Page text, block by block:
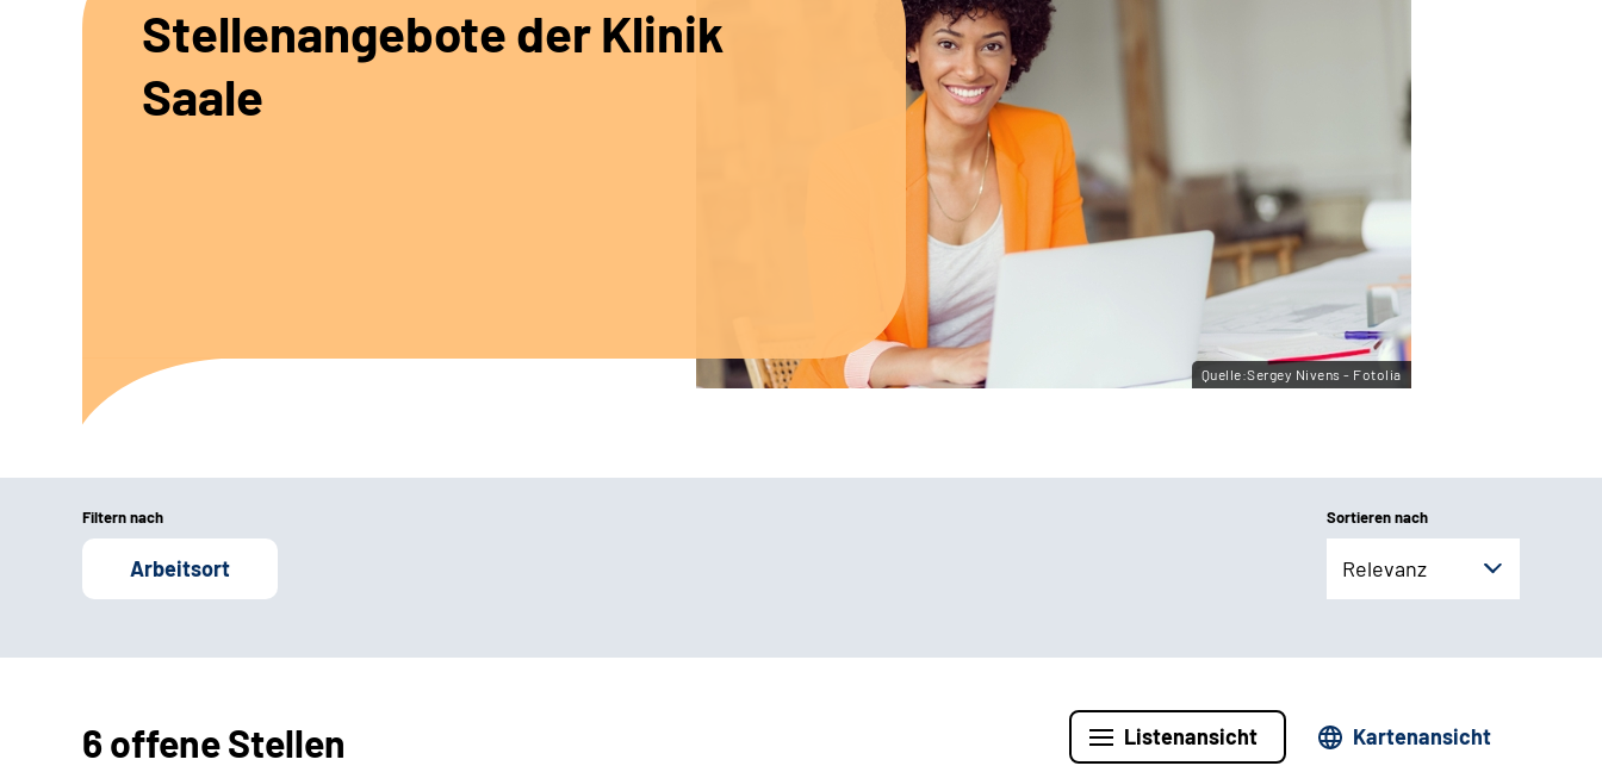
Stellenangebote der Klinik
Saale
Quelle:Sergey Nivens - Fotolia
Filtern nach
Arbeitsort
Sortieren nach
Relevanz
6 offene Stellen Listenansicht Kartenansicht